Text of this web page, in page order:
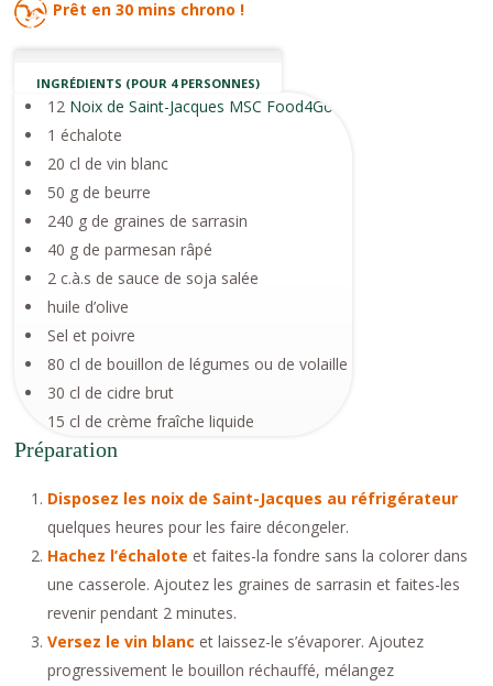
Prêt en30 mins chrono !
INGRÉDIENTS (POUR 4 PERSONNES)
12 Noix de Saint-Jacques MSC Food4Good
1 échalote
20 cl de vin blanc
50 g de beurre
240 g de graines de sarrasin
40 g de parmesan râpé
2 c.à.s de sauce de soja salée
huile d’olive
Sel et poivre
80 cl de bouillon de légumes ou de volaille
30 cl de cidre brut
15 cl de crème fraîche liquide
Préparation
Disposez les noix de Saint-Jacques au réfrigérateur
quelques heures pour les faire décongeler.
Hachez l’échalote et faites-la fondre sans la colorer dans
une casserole. Ajoutez les graines de sarrasin et faites-les
revenir pendant 2 minutes.
Versez le vin blanc et laissez-le s’évaporer. Ajoutez
progressivement le bouillon réchauffé, mélangez